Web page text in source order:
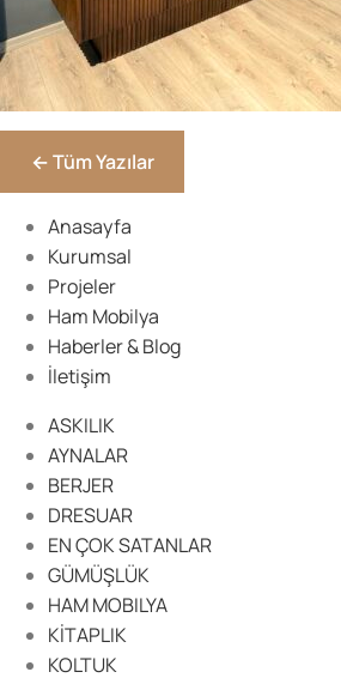
← Tüm Yazılar
Anasayfa
Kurumsal
Projeler
Ham Mobilya
Haberler & Blog
İletişim
ASKILIK
AYNALAR
BERJER
DRESUAR
EN ÇOK SATANLAR
GÜMÜŞLÜK
HAM MOBILYA
KİTAPLIK
KOLTUK